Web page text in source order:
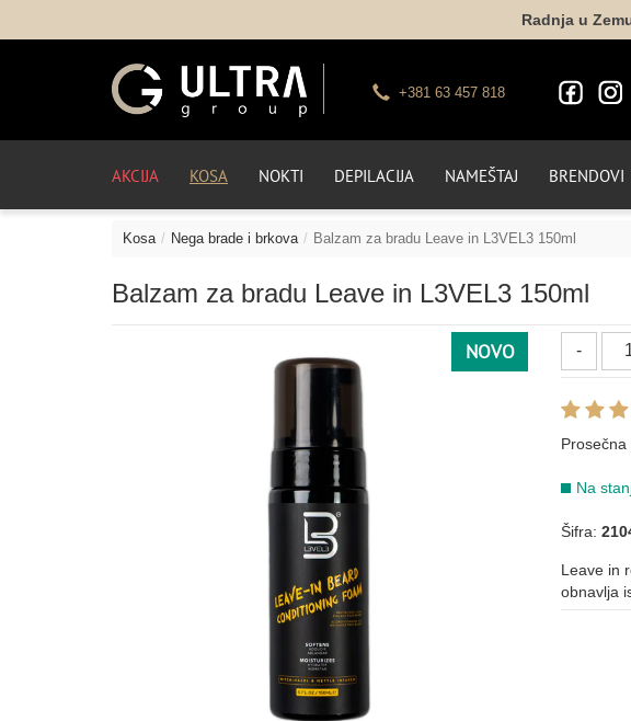
Radnja u
+381 63 457 818
AKCIJA KOSA NOKTI DEPILACIJA NAMEŠTAJ BRENDOVI
Kosa Nega brade i brkova Balzam za bradu Leave in L3VEL3 150ml
Balzam za bradu Leave in L3VEL3 150ml
NOVO
Na
Šifra:
Leave in
obnavlja